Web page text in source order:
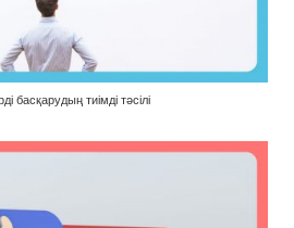
басқарудың тиімді тәсілі